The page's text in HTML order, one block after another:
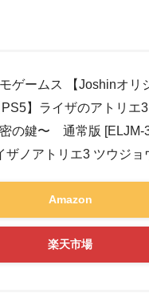
ゲームス 【Joshinオリ
】ライザのアトリエ
密の鍵〜 通常版
ザノアトリエ3 ツウジョ
Amazon
楽天市場